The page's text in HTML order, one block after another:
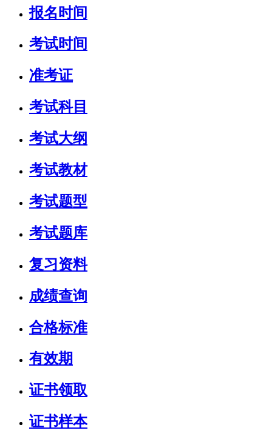
报名时间
考试时间
准考证
考试科目
考试大纲
考试教材
考试题型
考试题库
复习资料
成绩查询
合格标准
有效期
证书领取
证书样本